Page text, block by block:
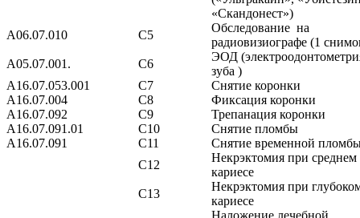
«Скандонест»)
A06.07.010
С5
Обследование на
радиовизиографе (1
A05.07.001.
С6
ЭОД
зуба )
A16.07.053.001
С7
Снятие коронки
A16.07.004
С8
Фиксация коронки
A16.07.092
С9
Трепанация коронки
А16.07.091.01
С10
Снятие пломбы
A16.07.091
С11
Снятие временной
С12
Некрэктомия при среднем
кариесе
С13
Некрэктомия при
кариесе
Наложение лечебной